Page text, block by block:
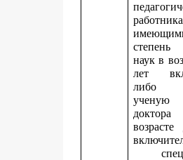
степень
наук в
лет
либо
ученую